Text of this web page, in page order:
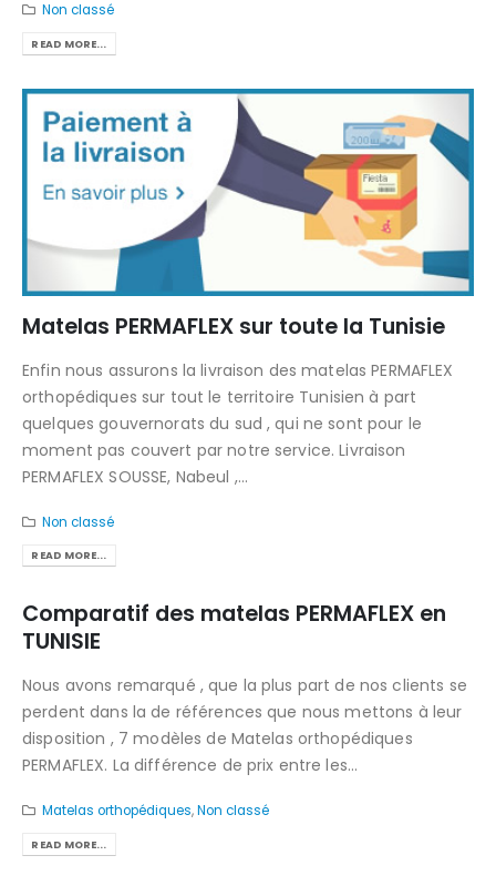
Non classé
READ MORE...
Matelas PERMAFLEX sur toute la Tunisie
Enfin nous assurons la livraison des matelas PERMAFLEX
orthopédiques sur tout le territoire Tunisien à part
quelques gouvernorats du sud , qui ne sont pour le
moment pas couvert par notre service. Livraison
PERMAFLEX SOUSSE, Nabeul ,...
Non classé
READ MORE...
Comparatif des matelas PERMAFLEX en
TUNISIE
Nous avons remarqué , que la plus part de nos clients se
perdent dans la de références que nous mettons à leur
disposition , 7 modèles de Matelas orthopédiques
PERMAFLEX. La différence de prix entre les...
Matelas orthopédiques,Non classé
READ MORE...